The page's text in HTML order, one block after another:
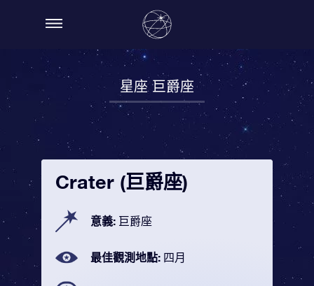
星座 巨爵座
Crater (巨爵座)
意義: 巨爵座
最佳觀測地點: 四月